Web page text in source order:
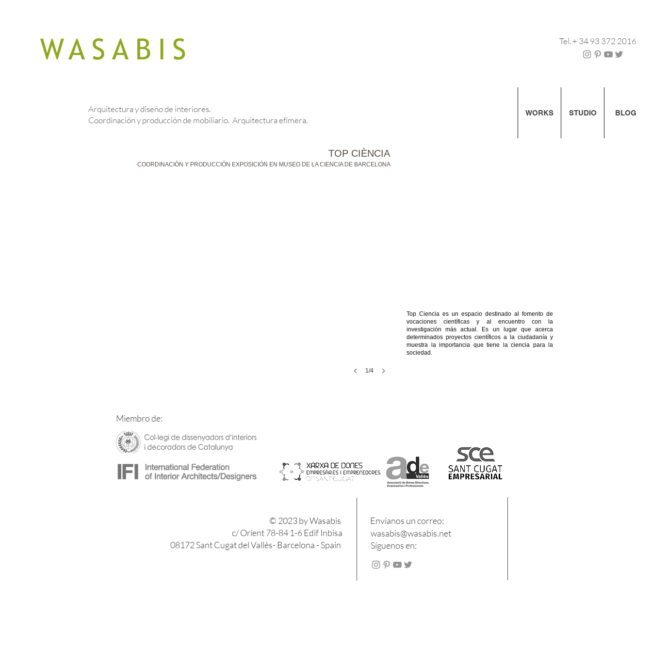
Tel. + 34 93 372 2016
Arquitectura y diseño de interiores.
Coordinación y producción de mobiliario. Arquitectura efímera.
TOP CIÈNCIA
COORDINACIÓN Y PRODUCCIÓN EXPOSICIÓN EN MUSEO DE LA CIENCIA DE BARCELONA
1/4
Top Ciencia es un espacio destinado al fomento de
vocaciones científicas y al encuentro con la
investigación más actual. Es un lugar que acerca
determinados proyectos científicos a la ciudadanía y
muestra la importancia que tiene la ciencia para la
sociedad.
WORKS STUDIO BLOG
Miembro de:
​​© 2023 by Wasabis
c/ Orient 78-84 1-6 Edif Inbisa
08172 Sant Cugat del Vallès- Barcelona - Spain
Envíanos un correo:
wasabis@wasabis.net
Síguenos en: